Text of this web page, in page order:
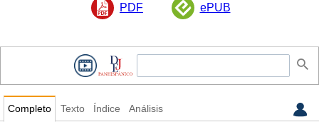
PDF ePUB
Completo Texto Índice Análisis